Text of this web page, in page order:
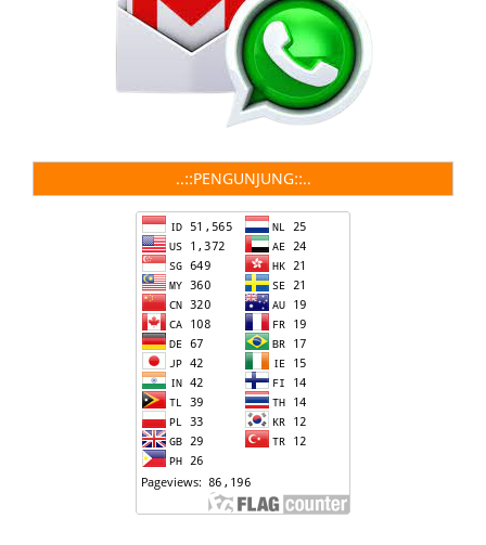
..::PENGUNJUNG::..